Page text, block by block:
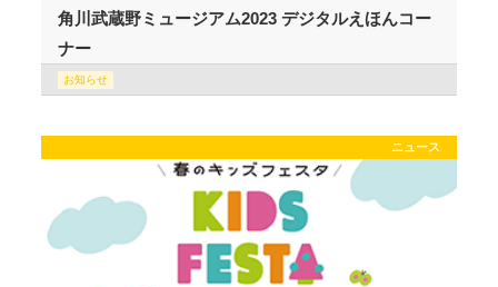
角川武蔵野ミュージアム2023 デジタルえほんコー
ナー
お知らせ
ニュース